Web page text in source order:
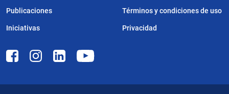
Publicaciones
Iniciativas
Términos y condiciones de uso
Privacidad